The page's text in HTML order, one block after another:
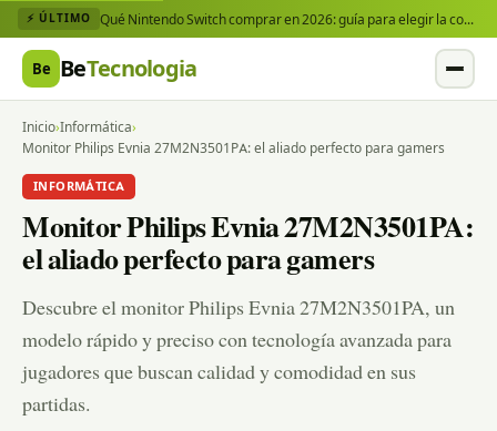
⚡ ÚLTIMO Qué Nintendo Switch comprar en 2026: guía para elegir la consola y los juegos que necesitas
Be BeTecnologia
Inicio›Informática›
Monitor Philips Evnia 27M2N3501PA: el aliado perfecto para gamers
INFORMÁTICA
Monitor Philips Evnia 27M2N3501PA:
el aliado perfecto para gamers
Descubre el monitor Philips Evnia 27M2N3501PA, un
modelo rápido y preciso con tecnología avanzada para
jugadores que buscan calidad y comodidad en sus
partidas.